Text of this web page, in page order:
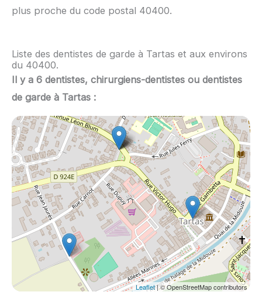
plus proche du code postal 40400.
Liste des dentistes de garde à Tartas et aux environs
du 40400.
Il y a 6 dentistes, chirurgiens-dentistes ou dentistes
de garde à Tartas :
Leaflet| © OpenStreetMap contributors